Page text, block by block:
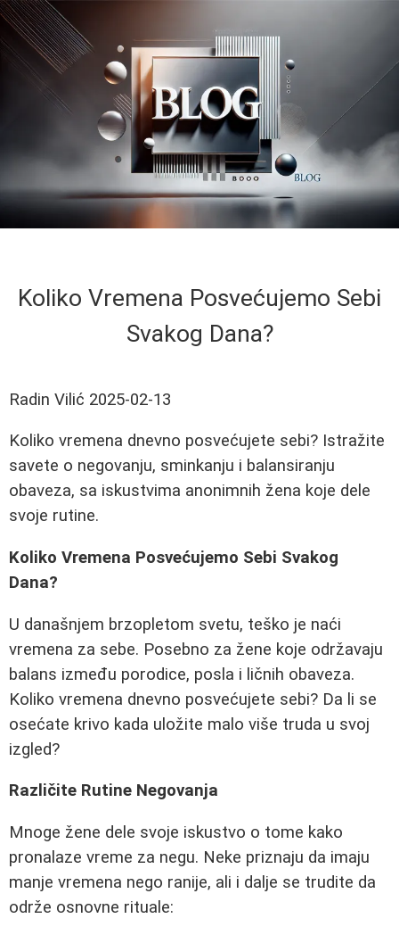
Koliko Vremena Posvećujemo Sebi
Svakog Dana?
Radin Vilić 2025-02-13
Koliko vremena dnevno posvećujete sebi? Istražite
savete o negovanju, sminkanju i balansiranju
obaveza, sa iskustvima anonimnih žena koje dele
svoje rutine.
Koliko Vremena Posvećujemo Sebi Svakog
Dana?
U današnjem brzopletom svetu, teško je naći
vremena za sebe. Posebno za žene koje održavaju
balans između porodice, posla i ličnih obaveza.
Koliko vremena dnevno posvećujete sebi? Da li se
osećate krivo kada uložite malo više truda u svoj
izgled?
Različite Rutine Negovanja
Mnoge žene dele svoje iskustvo o tome kako
pronalaze vreme za negu. Neke priznaju da imaju
manje vremena nego ranije, ali i dalje se trudite da
održe osnovne rituale: